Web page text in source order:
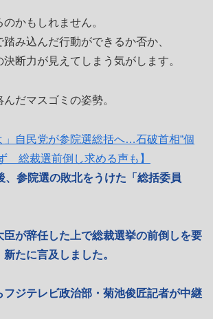
かもしれません。
み込んだ行動ができるか否か、
断力が見えてしまう気がします。
だマスゴミの姿勢。
」自民党が参院選総括へ…石破首相“個
総裁選前倒し求める声も】
、参院選の敗北をうけた「総括委員
臣が辞任した上で総裁選挙の前倒しを要
たに言及しました。
フジテレビ政治部・菊池俊匠記者が中継